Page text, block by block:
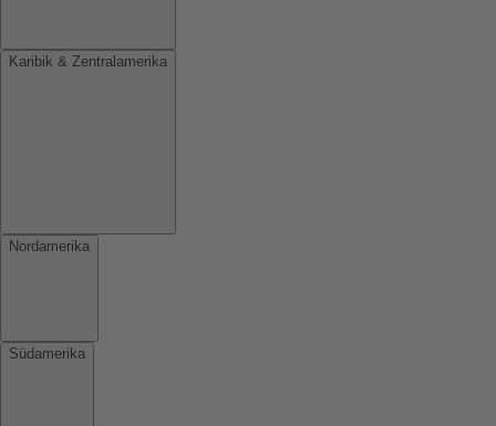
Karibik & Zentralamerika
Nordamerika
Südamerika